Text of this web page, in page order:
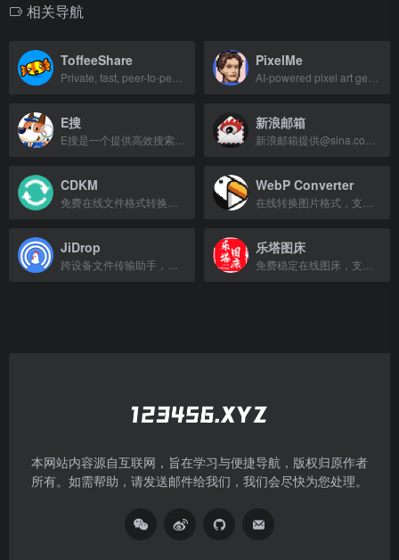
相关导航
ToffeeShare PixelMe
E搜 新浪邮箱
CDKM WebP Converter
JiDrop 乐塔图床
本网站内容源自互联网，旨在学习与便捷导航，版权归原作者
所有。如需帮助，请发送邮件给我们，我们会尽快为您处理。